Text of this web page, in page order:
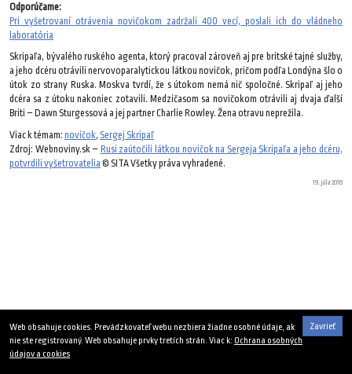
Odporúčame:
Pri vyšetrovaní otrávenia novičokom zadržali 400 vecí, poslali ich do vládneho
laboratória
Skripaľa, bývalého ruského agenta, ktorý pracoval zároveň aj pre britské tajné služby,
a jeho dcéru otrávili nervovoparalytickou látkou novičok, pričom podľa Londýna šlo o
útok zo strany Ruska. Moskva tvrdí, že s útokom nemá nič spoločné. Skripaľ aj jeho
dcéra sa z útoku nakoniec zotavili. Medzičasom sa novičokom otrávili aj dvaja ďalší
Briti – Dawn Sturgessová a jej partner Charlie Rowley. Žena otravu neprežila.
Viac k témam: novičok, Sergej Skripaľ
Zdroj: Webnoviny.sk – Rusi zaútočili látkou novičok na Sergeja Skripaľa a jeho dcéru,
potvrdili vyšetrovatelia © SITA Všetky práva vyhradené.
19. júla 2018
Zavrieť
Web obsahuje cookies. Prevádzkovateľ webu nezbiera žiadne osobné údaje, ak
nie ste registrovaný. Web obsahuje prvky tretích strán. Viac k: Ochrana osobných
údajov a cookies